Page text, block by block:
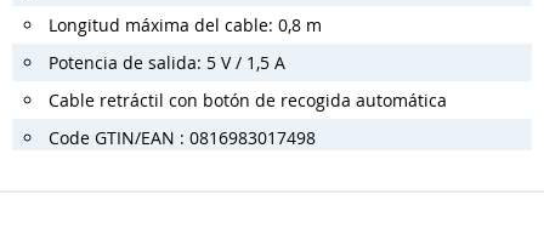
Longitud máxima del cable: 0,8 m
Potencia de salida: 5 V / 1,5 A
Cable retráctil con botón de recogida automática
Code GTIN/EAN : 0816983017498